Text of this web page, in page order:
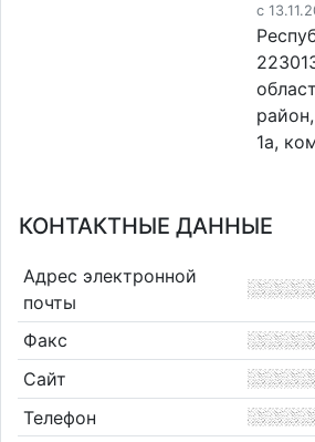
c
1а,
КОНТАКТНЫЕ ДАННЫЕ
Адрес электронной
почты
Факс
Сайт
Телефон